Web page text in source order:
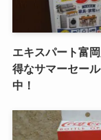
エキスパート富
得なサマーセー
中！